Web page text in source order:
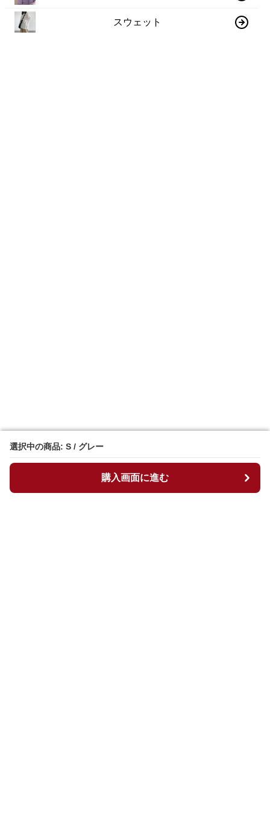
選択中の商品: S / グレー
購入画面に進む
選択中の商品: S / グレー
購入画面に進む
スウェット